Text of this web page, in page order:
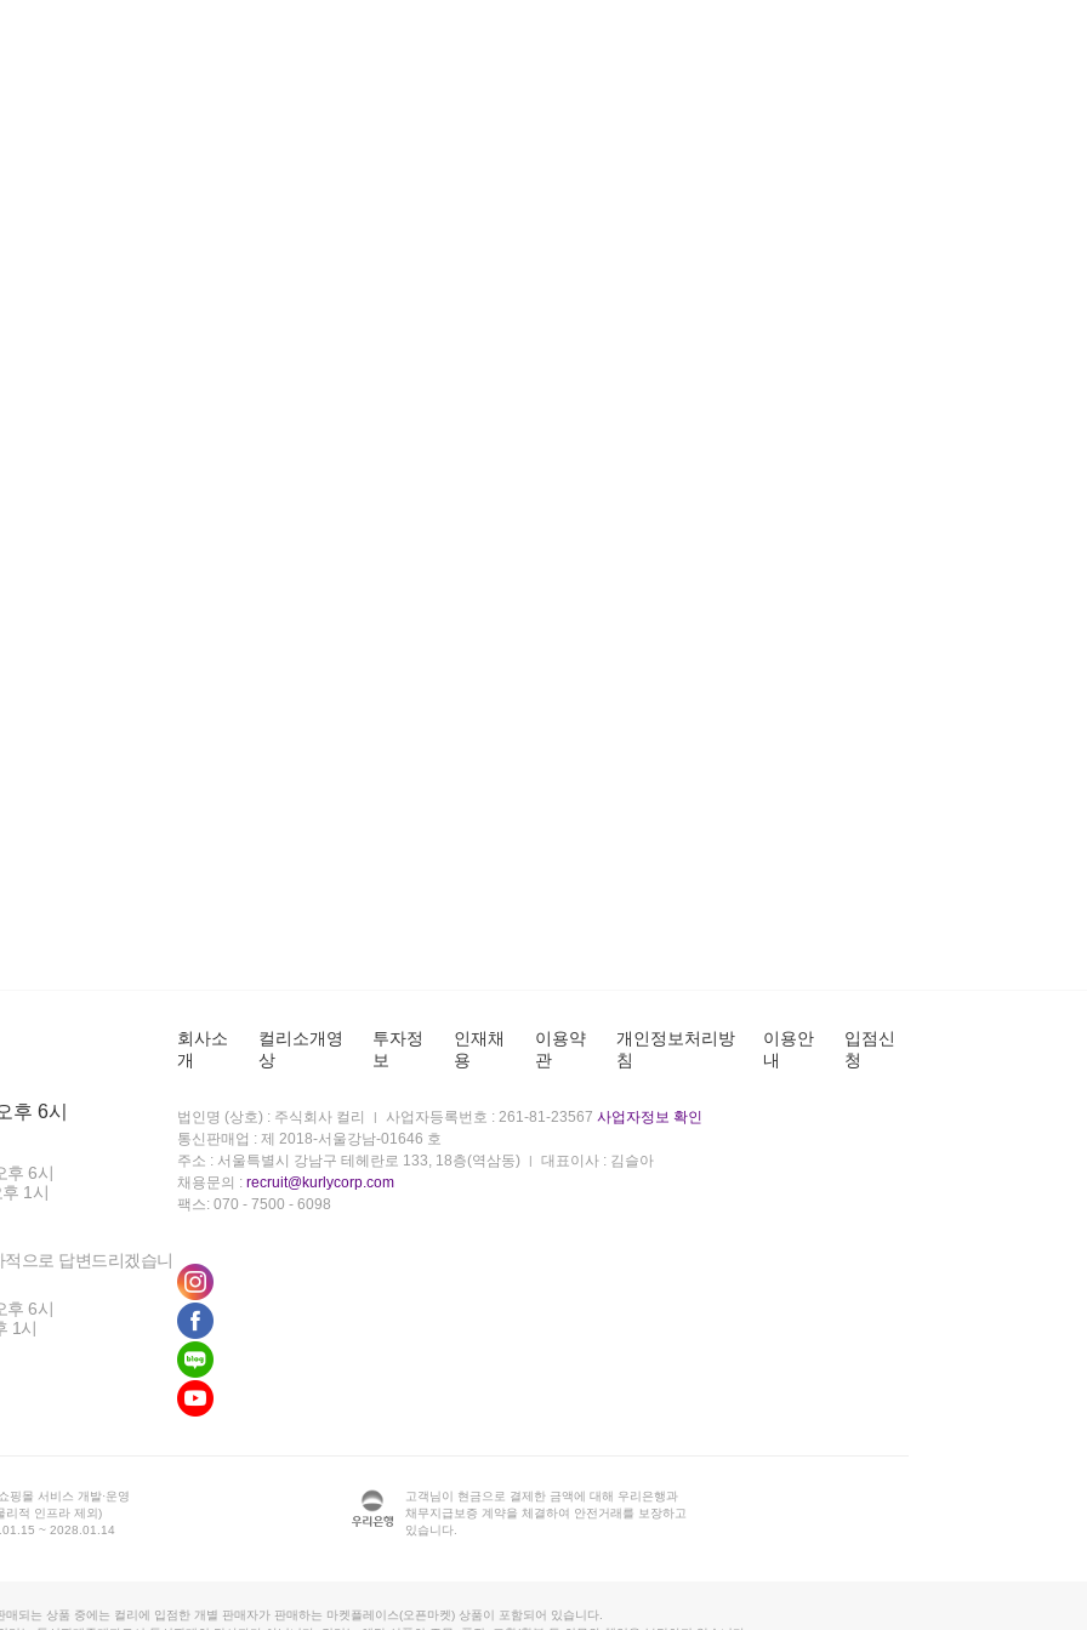
후 6시
후 6시
1시
으로 답변드리겠습니
후 6시
1시
회사소
개
컬리소개영
상
투자정
보
인재채
용
이용약
관
개인정보처리방
침
이용안
내
입점신
청
법인명 (상호) : 주식회사 컬리 사업자등록번호 : 261-81-23567 사업자정보 확인
통신판매업 : 제 2018-서울강남-01646 호
주소 : 서울특별시 강남구 테헤란로 133, 18층(역삼동)
대표이사 : 김슬아
채용문의 : recruit@kurlycorp.com
팩스: 070 - 7500 - 6098
핑몰 서비스 개발·운영
리적 인프라 제외)
~ 2028.01.14
고객님이 현금으로 결제한 금액에 대해 우리은행과
채무지급보증 계약을 체결하여 안전거래를 보장하고
있습니다.
매되는 상품 중에는 컬리에 입점한 개별 판매자가 판매하는 마켓플레이스(오픈마켓) 상품이 포함되어 있습니다.